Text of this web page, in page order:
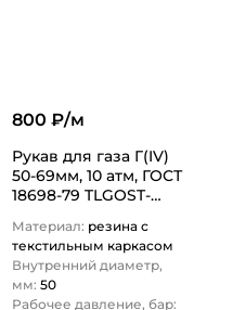
800 ₽/м
Рукав для газа Г(IV)
50-69мм, 10 атм, ГОСТ
18698-79 TLGOST-
Материал: резина с
текстильным каркасом
Внутренний диаметр,
мм: 50
Рабочее давление, бар: